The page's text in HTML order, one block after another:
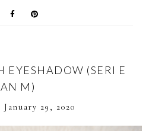
EYESHADOW (SERI E
M)
January 29, 2020